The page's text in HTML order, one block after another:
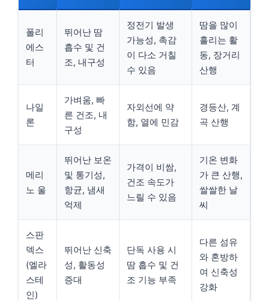
폴리
에스
터
뛰어난 땀
흡수 및 건
조, 내구성
정전기 발생
가능성, 촉감
이 다소 거칠
수 있음
땀을 많이
흘리는 활
동, 장거리
산행
나일
론
가벼움, 빠
른 건조, 내
구성
자외선에 약
함, 열에 민감
경등산, 계
곡 산행
메리
노 울
뛰어난 보온
및 통기성,
항균, 냄새
억제
가격이 비쌈,
건조 속도가
느릴 수 있음
기온 변화
가 큰 산행,
쌀쌀한 날
씨
스판
덱스
(엘라
스테
인)
뛰어난 신축
성, 활동성
증대
단독 사용 시
땀 흡수 및 건
조 기능 부족
다른 섬유
와 혼방하
여 신축성
강화